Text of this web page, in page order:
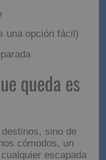
una
+ transporte)
opción fácil)